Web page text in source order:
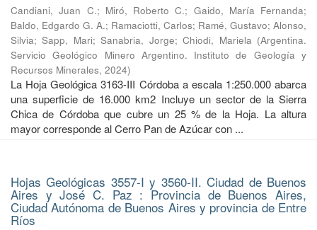
Candiani, Juan C.; Miró, Roberto C.; Gaido, María Fernanda;
Baldo, Edgardo G. A.; Ramaciotti, Carlos; Ramé, Gustavo; Alonso,
Silvia;Sapp, Mari;Sanabria, Jorge;Chiodi, Mariela (Argentina.
Servicio Geológico Minero Argentino. Instituto de Geología y
Recursos Minerales, 2024)
La Hoja Geológica 3163-III Córdoba a escala 1:250.000 abarca
una superficie de 16.000 km2 Incluye un sector de la Sierra
Chica de Córdoba que cubre un 25 % de la Hoja. La altura
mayor corresponde al Cerro Pan de Azúcar con ...
Hojas Geológicas 3557-I y 3560-II. Ciudad de Buenos
Aires y José C. Paz : Provincia de Buenos Aires,
Ciudad Autónoma de Buenos Aires y provincia de Entre
Ríos